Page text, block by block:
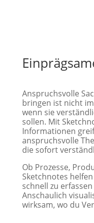
Anspruchsvolle
bringen ist nicht
wenn sie
sollen. Mit
Informationen
anspruchsvolle
die sofort
Ob Prozesse,
Sketchnotes
schnell zu
Anschaulich
wirksam, wo du